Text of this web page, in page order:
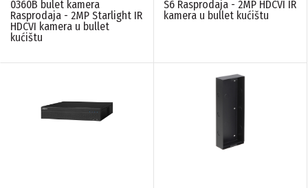
0360B bulet kamera
Rasprodaja - 2MP Starlight IR
HDCVI kamera u bullet
kućištu
S6 Rasprodaja - 2MP HDCVI IR
kamera u bullet kućištu